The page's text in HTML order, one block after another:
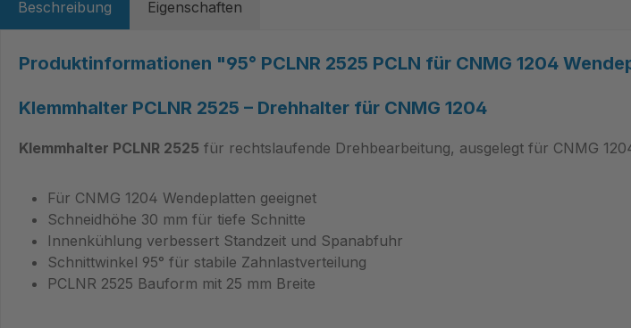
Beschreibung Eigenschaften
Produktinformationen "95° PCLNR 2525 PCLN für CNMG 1204
Klemmhalter PCLNR 2525 – Drehhalter für CNMG 1204
Klemmhalter PCLNR 2525 für rechtslaufende Drehbearbeitung, ausgelegt für CNMG
Für CNMG 1204 Wendeplatten geeignet
Schneidhöhe 30 mm für tiefe Schnitte
Innenkühlung verbessert Standzeit und Spanabfuhr
Schnittwinkel 95° für stabile Zahnlastverteilung
PCLNR 2525 Bauform mit 25 mm Breite